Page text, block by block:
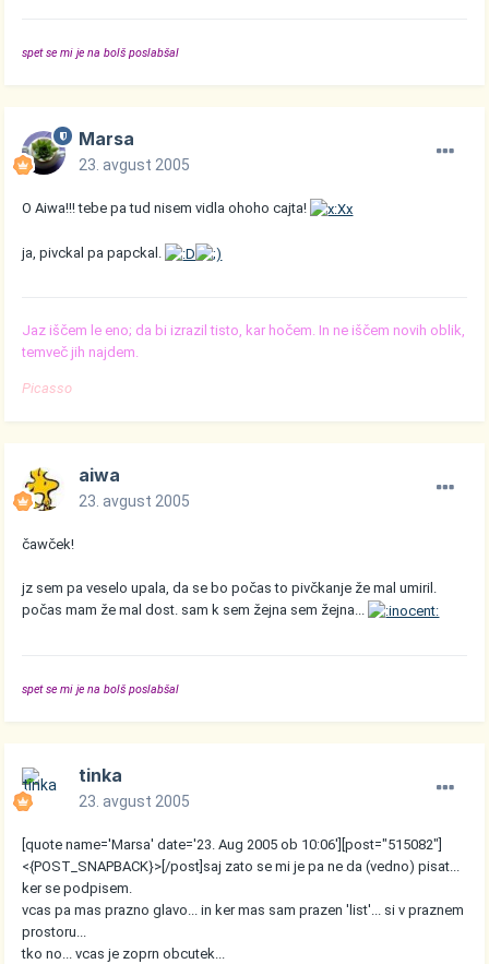
spet se mi je na bolš poslabšal
Marsa
23. avgust 2005
O Aiwa!!! tebe pa tud nisem vidla ohoho cajta!
ja, pivckal pa papckal.
Jaz iščem le eno; da bi izrazil tisto, kar hočem. In ne iščem novih oblik,
temveč jih najdem.
Picasso
aiwa
23. avgust 2005
čawček!
jz sem pa veselo upala, da se bo počas to pivčkanje že mal umiril.
počas mam že mal dost. sam k sem žejna sem žejna...
spet se mi je na bolš poslabšal
tinka
23. avgust 2005
[quote name='Marsa' date='23. Aug 2005 ob 10:06'][post="515082"]
<{POST_SNAPBACK}>[/post]saj zato se mi je pa ne da (vedno) pisat...
ker se podpisem.
vcas pa mas prazno glavo... in ker mas sam prazen 'list'... si v praznem
prostoru...
tko no... vcas je zoprn obcutek...